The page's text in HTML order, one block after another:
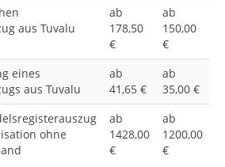
aus Tuvalu
ab
178,50
€
ab
150,00
€
eines
aus Tuvalu
ab
41,65 €
ab
35,00 €
ohne
ab
1428,00
€
ab
1200,00
€